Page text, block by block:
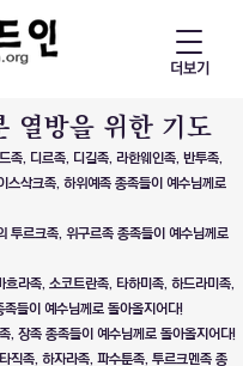
더보기
열방을 위한 기도
족, 디르족, 디길족, 라한웨인족, 반투족,
스삭크족, 하위예족 종족들이 예수님께로
투르크족, 위구르족 종족들이 예수님께로
라족, 소코트란족, 타하미족, 하드라미족,
들이 예수님께로 돌아올지어다!
, 장족 종족들이 예수님께로 돌아올지어다!
직족, 하자라족, 파수툰족, 투르크멘족 종